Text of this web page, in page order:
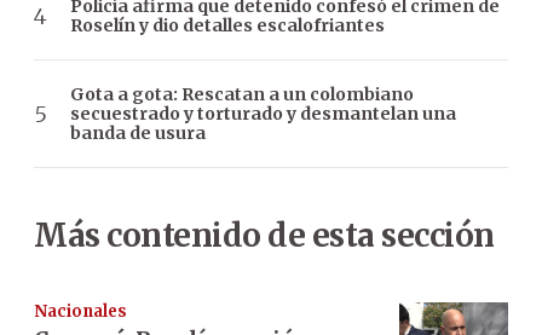
Policía afirma que detenido confesó el crimen de
Roselín y dio detalles escalofriantes
Gota a gota: Rescatan a un colombiano
secuestrado y torturado y desmantelan una
banda de usura
Más contenido de esta sección
Nacionales